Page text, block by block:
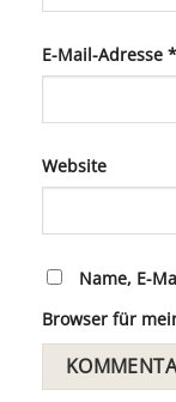
E-Mail-Adresse *
Website
Name, E-
Browser für